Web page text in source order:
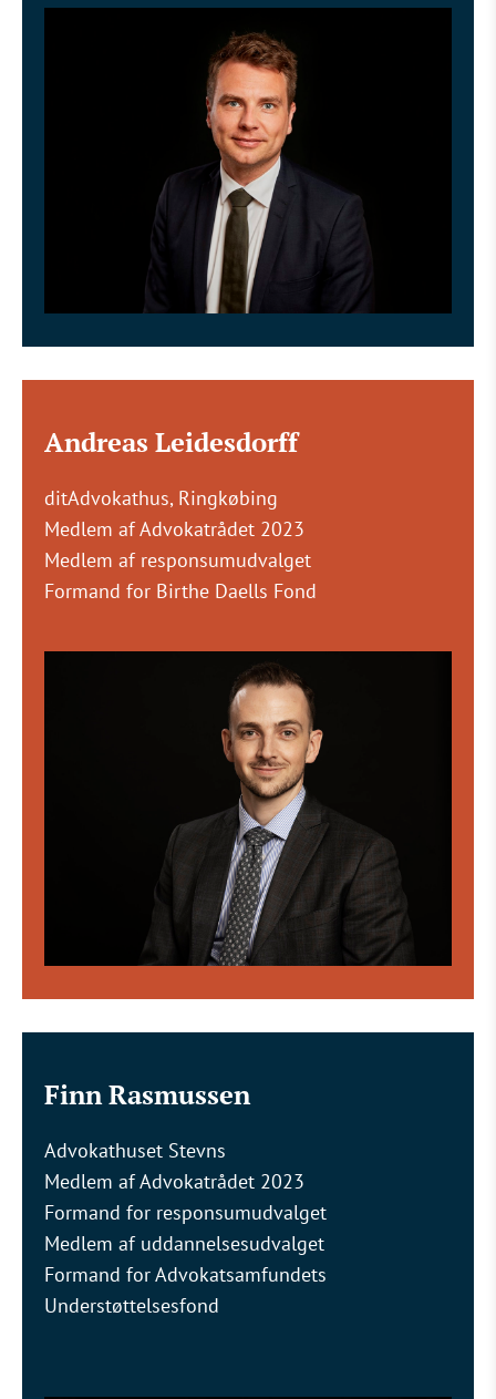
Andreas Leidesdorff
ditAdvokathus, Ringkøbing
Medlem af Advokatrådet 2023
Medlem af responsumudvalget
Formand for Birthe Daells Fond
Finn Rasmussen
Advokathuset Stevns
Medlem af Advokatrådet 2023
Formand for responsumudvalget
Medlem af uddannelsesudvalget
Formand for Advokatsamfundets
Understøttelsesfond